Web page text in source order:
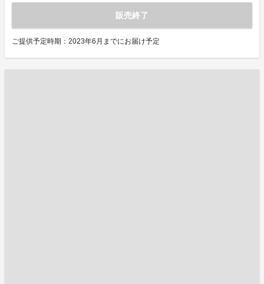
販売終了
ご提供予定時期：2023年6月までにお届け予定